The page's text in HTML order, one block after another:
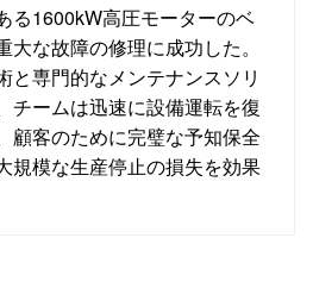
る1600kW高圧モーターのベ
な故障の修理に成功した。
と専門的なメンテナンスソリ
チームは迅速に設備運転を復
顧客のために完璧な予知保全
規模な生産停止の損失を効果